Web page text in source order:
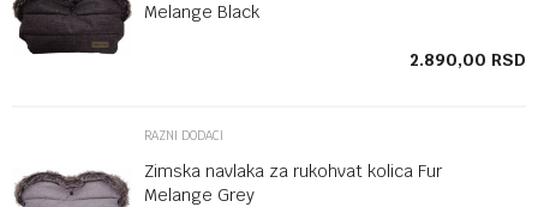
Melange Black
2.890,00 RSD
RAZNI DODACI
Zimska navlaka za rukohvat kolica Fur
Melange Grey